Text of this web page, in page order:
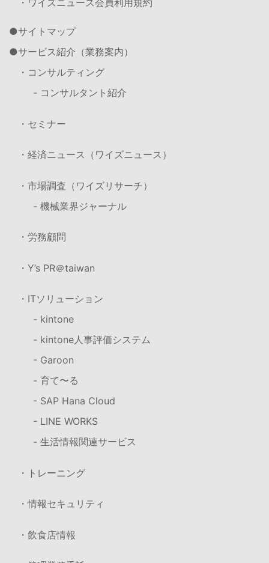
・ワイズニュース会員利用規約
サイトマップ
サービス紹介（業務案内）
・コンサルティング
- コンサルタント紹介
・セミナー
・経済ニュース（ワイズニュース）
・市場調査（ワイズリサーチ）
- 機械業界ジャーナル
・労務顧問
・Y’s PR＠taiwan
・ITソリューション
- kintone
- kintone人事評価システム
- Garoon
- 育て〜る
- SAP Hana Cloud
- LINE WORKS
- 生活情報関連サービス
・トレーニング
・情報セキュリティ
・飲食店情報